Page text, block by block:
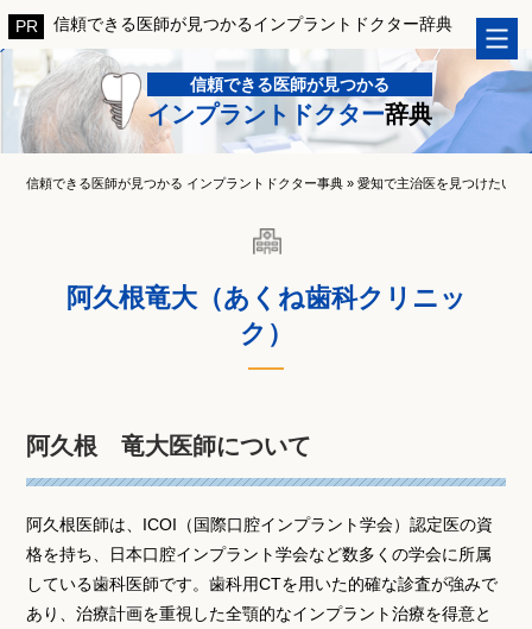
信頼できる医師が見つかるインプラントドクター辞典
信頼できる医師が見つかる
インプラントドクター辞典
信頼できる医師が見つかる インプラントドクター事典 »愛知で主治医を見つけたい
阿久根竜大（あくね歯科クリニッ
ク）
阿久根 竜大医師について
阿久根医師は、ICOI（国際口腔インプラント学会）認定医の資
格を持ち、日本口腔インプラント学会など数多くの学会に所属
している歯科医師です。歯科用CTを用いた的確な診査が強みで
あり、治療計画を重視した全顎的なインプラント治療を得意と